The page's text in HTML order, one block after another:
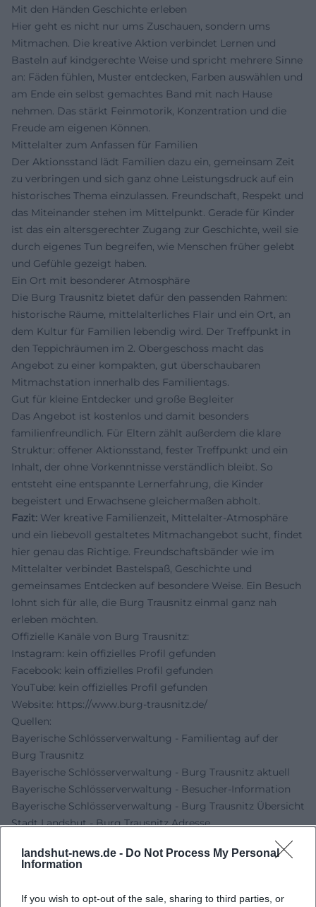
landshut-news.de - Do Not Process My Personal
Information
If you wish to opt-out of the sale, sharing to third parties, or
Mit den Händen Geschichte erleben
Hier geht es nicht nur ums Zuschauen, sondern ums
Mitmachen. Die kreative Aktion verbindet Lernen und
Basteln auf kindgerechte Weise und spricht mehrere Sinne
an: Fäden fühlen, Muster entdecken, Farben auswählen und
am Ende ein selbst gemachtes Band mit nach Hause
nehmen. Das stärkt Feinmotorik, Konzentration und die
Freude am eigenen Können.
Mittelalter zum Anfassen für Familien
Der Aktionsstand lädt Familien dazu ein, gemeinsam Zeit
zu verbringen und sich ganz ohne Leistungsdruck auf ein
historisches Thema einzulassen. Freundschaft, Respekt und
das Miteinander stehen im Mittelpunkt. Gerade für Kinder
ist das ein altersgerechter Zugang zur Geschichte, weil sie
durch eigenes Tun begreifen, wie Menschen früher gelebt
und Gefühle gezeigt haben.
Ein Ort mit besonderer Atmosphäre
Die Burg Trausnitz bietet dafür den passenden Rahmen:
historische Räume, mittelalterliches Flair und ein Ort, an
dem Kultur für Familien lebendig wird. Der Treffpunkt in
den Teppichräumen im 2. Obergeschoss macht das
Angebot zu einer kompakten, gut überschaubaren
Mitmachstation innerhalb des Familientags.
Gut für kleine Entdecker und große Begleiter
Das Angebot ist kostenlos und damit besonders
familienfreundlich. Für Eltern zählt außerdem die klare
Struktur: offener Aktionsstand, fester Treffpunkt und ein
Inhalt, der ohne Vorkenntnisse verständlich bleibt. So
entsteht eine entspannte Lernerfahrung, die Kinder
begeistert und Erwachsene gleichermaßen abholt.
Fazit: Wer kreative Familienzeit, Mittelalter-Atmosphäre
und ein liebevoll gestaltetes Mitmachangebot sucht, findet
hier genau das Richtige. Freundschaftsbänder wie im
Mittelalter verbindet Bastelspaß, Geschichte und
gemeinsames Entdecken auf besondere Weise. Ein Besuch
lohnt sich für alle, die Burg Trausnitz einmal ganz nah
erleben möchten.
Offizielle Kanäle von Burg Trausnitz:
Instagram: kein offizielles Profil gefunden
Facebook: kein offizielles Profil gefunden
YouTube: kein offizielles Profil gefunden
Website: https://www.burg-trausnitz.de/
Quellen:
Bayerische Schlösserverwaltung - Familientag auf der
Burg Trausnitz
Bayerische Schlösserverwaltung - Burg Trausnitz aktuell
Bayerische Schlösserverwaltung - Besucher-Information
Bayerische Schlösserverwaltung - Burg Trausnitz Übersicht
Stadt Landshut - Burg Trausnitz Adresse